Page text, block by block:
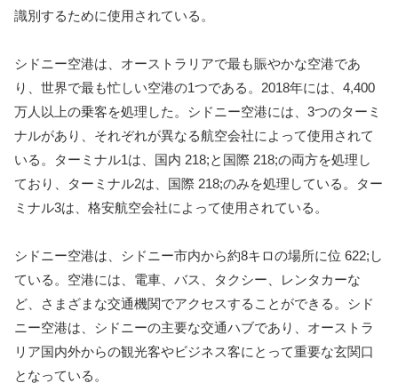
識別するために使用されている。
シドニー空港は、オーストラリアで最も賑やかな空港であ
り、世界で最も忙しい空港の1つである。2018年には、4,400
万人以上の乗客を処理した。シドニー空港には、3つのターミ
ナルがあり、それぞれが異なる航空会社によって使用されて
いる。ターミナル1は、国内 218;と国際 218;の両方を処理し
ており、ターミナル2は、国際 218;のみを処理している。ター
ミナル3は、格安航空会社によって使用されている。
シドニー空港は、シドニー市内から約8キロの場所に位 622;し
ている。空港には、電車、バス、タクシー、レンタカーな
ど、さまざまな交通機関でアクセスすることができる。シド
ニー空港は、シドニーの主要な交通ハブであり、オーストラ
リア国内外からの観光客やビジネス客にとって重要な玄関口
となっている。